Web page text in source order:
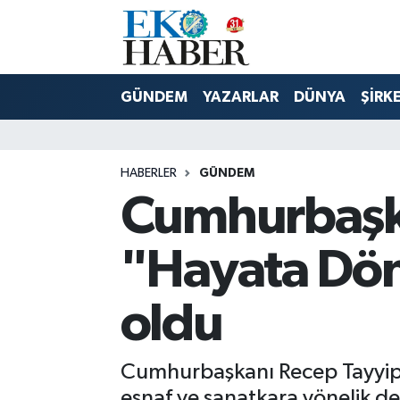
GÜNDEM YAZARLAR DÜNYA
HABERLER GÜNDEM
"Hayata
oldu
Cumhurbaşkanı Recep
Hava Durumu
Tüm Manşetler
Son Dakika Haberleri